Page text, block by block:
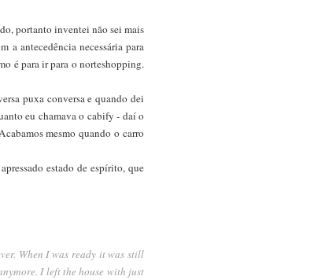
portanto inventei não sei mais
a antecedência necessária para
é para ir para o norteshopping.
puxa conversa e quando dei
eu chamava o cabify - daí o
mesmo quando o carro
estado de espírito, que
When I was ready it was still
I left the house with just